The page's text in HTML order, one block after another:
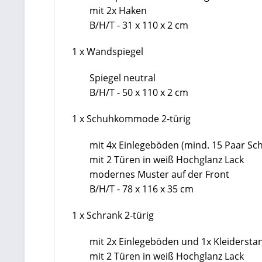
mit 2x Haken
B/H/T - 31 x 110 x 2 cm
1 x Wandspiegel
Spiegel neutral
B/H/T - 50 x 110 x 2 cm
1 x Schuhkommode 2-türig
mit 4x Einlegeböden (mind. 15 Paar
mit 2 Türen in weiß Hochglanz Lack
modernes Muster auf der Front
B/H/T - 78 x 116 x 35 cm
1 x Schrank 2-türig
mit 2x Einlegeböden und 1x
mit 2 Türen in weiß Hochglanz Lack